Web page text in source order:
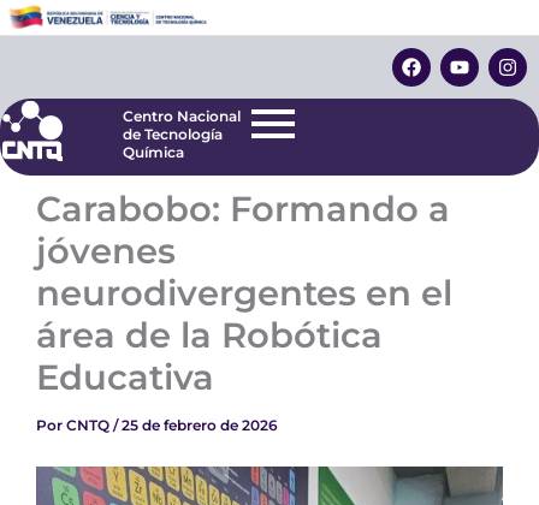
al
F
a
c
o
Y
o
u
e
I
n
s
r
Centro Nacional
de Tecnología
Centro Nacional
de Tecnología
Química
Carabobo: Formando a
jóvenes
neurodivergentes en el
área de la Robótica
Educativa
Por CNTQ /25 de febrero de 2026